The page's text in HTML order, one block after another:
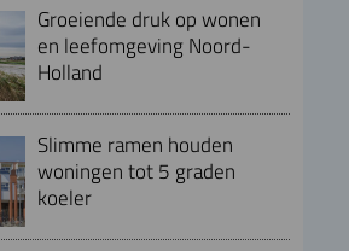
Groeiende druk op wonen
en leefomgeving Noord-
Holland
Slimme ramen houden
woningen tot 5 graden
koeler